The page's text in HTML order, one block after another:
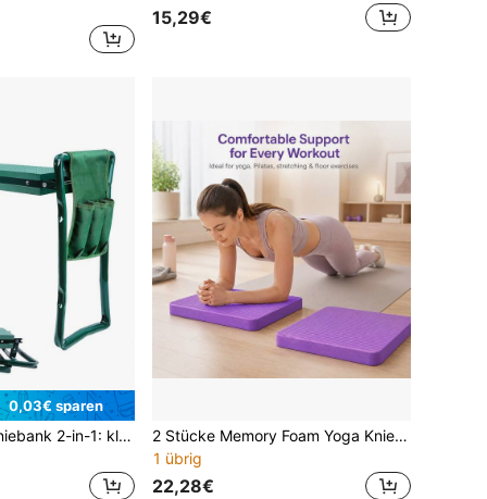
15,29€
0,03€ sparen
Rigogo Garten-Kniebank 2-in-1: klappbarer Kniehocker & gepolsterter Gartenstuhl mit Werkzeugtasche, weiches EVA-Kniepolster, Belastbarkeit bis 150 kg,JG-HYGD
2 Stücke Memory Foam Yoga Knieschoner, rutschfeste Sportunterstützung für Knie, Ellbogen, Handgelenke, Pilates Board Kniematte, Größe 43 x 30 cm, Schwarz/Lila
1 übrig
22,28€